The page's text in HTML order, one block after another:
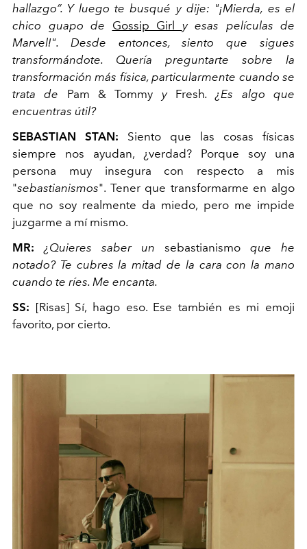
hallazgo”. Y luego te busqué y dije: "¡Mierda, es el
chico guapo de Gossip Girl y esas películas de
Marvel!". Desde entonces, siento que sigues
transformándote. Quería preguntarte sobre la
transformación más física, particularmente cuando se
trata de Pam & Tommy y Fresh. ¿Es algo que
encuentras útil?
SEBASTIAN STAN: Siento que las cosas físicas
siempre nos ayudan, ¿verdad? Porque soy una
persona muy insegura con respecto a mis
"sebastianismos". Tener que transformarme en algo
que no soy realmente da miedo, pero me impide
juzgarme a mí mismo.
MR:
¿Quieres saber un sebastianismo que he
notado? Te cubres la mitad de la cara con la mano
cuando te ríes. Me encanta.
SS: [Risas] Sí, hago eso. Ese también es mi emoji
favorito, por cierto.